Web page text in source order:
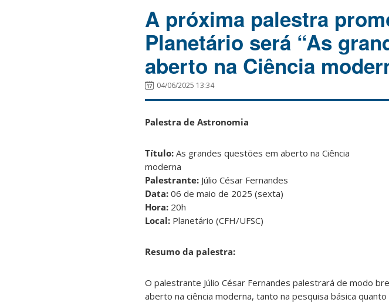
A próxima palestra
Planetário será “As
aberto na Ciência
04/06/2025 13:34
Palestra de Astronomia
Título: As grandes questões em aberto na Ciência
moderna
Palestrante: Júlio César Fernandes
Data: 06 de maio de 2025 (sexta)
Hora: 20h
Local: Planetário (CFH/UFSC)
Resumo da palestra:
O palestrante Júlio César Fernandes palestrará de modo
aberto na ciência moderna, tanto na pesquisa básica quanto